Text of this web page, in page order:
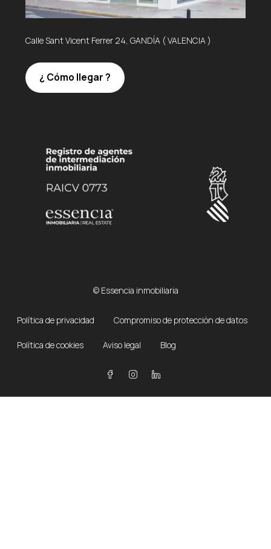
Calle Sant Vicent Ferrer 24, GANDÍA ( VALENCIA )
¿ Cómo llegar ?
© Essencia inmobiliaria
Política de privacidad Compromiso de protección de datos
Política de cookies Aviso legal Blog